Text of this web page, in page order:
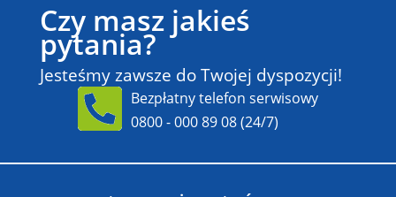
Czy masz jakieś
pytania?
Jesteśmy zawsze do Twojej dyspozycji!
Bezpłatny telefon serwisowy
0800 - 000 89 08(24/7)